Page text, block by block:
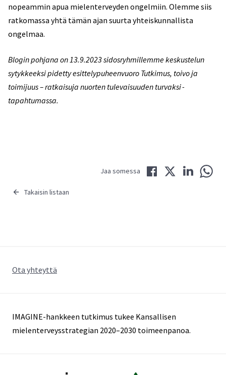
nopeammin apua mielenterveyden ongelmiin. Olemme siis
ratkomassa yhtä tämän ajan suurta yhteiskunnallista
ongelmaa.
Blogin pohjana on 13.9.2023 sidosryhmillemme keskustelun
sytykkeeksi pidetty esittelypuheenvuoro Tutkimus, toivo ja
toimijuus – ratkaisuja nuorten tulevaisuuden turvaksi -
tapahtumassa.
Takaisin listaan
Jaa somessa
Jaa Twitterissä
Jaa
Ota yhteyttä
IMAGINE-hankkeen tutkimus tukee Kansallisen
mielenterveysstrategian 2020–2030 toimeenpanoa.